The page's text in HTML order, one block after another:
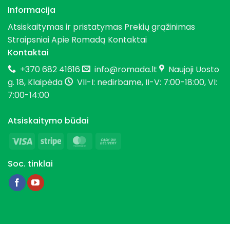
Informacija
Atsiskaitymas ir pristatymas Prekių grąžinimas
StraipsniaiApie Romadą Kontaktai
Kontaktai
+370 682 41616
info@romada.lt
Naujoji Uosto
g. 18, Klaipėda
VII-I: nedirbame, II-V: 7:00-18:00, VI:
7:00-14:00
Atsiskaitymo būdai
Visa
Stripe MasterCard
Soc. tinklai